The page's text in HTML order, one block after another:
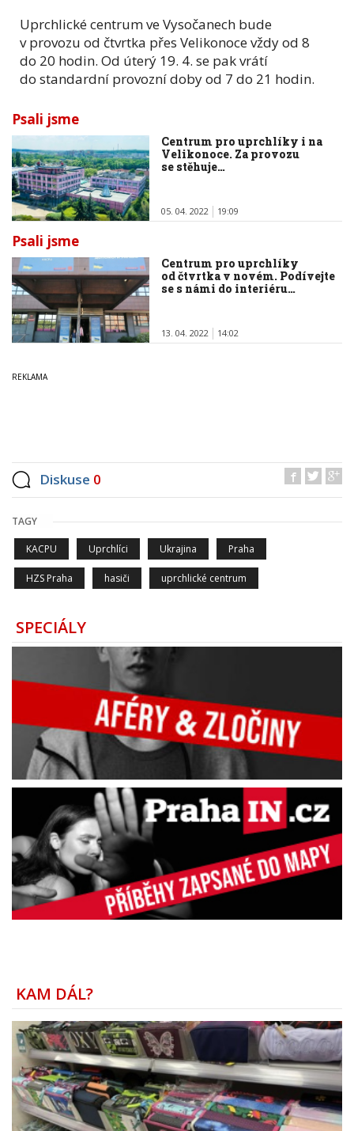
Uprchlické centrum ve Vysočanech bude
v provozu od čtvrtka přes Velikonoce vždy od 8
do 20 hodin. Od úterý 19. 4. se pak vrátí
do standardní provozní doby od 7 do 21 hodin.
Psali jsme
Centrum pro uprchlíky i na
Velikonoce. Za provozu
se stěhuje…
05. 04. 2022 19:09
Psali jsme
Centrum pro uprchlíky
od čtvrtka v novém. Podívejte
se s námi do interiéru…
13. 04. 2022 14:02
Diskuse 0
TAGY
KACPU Uprchlíci Ukrajina Praha
HZS Praha hasiči uprchlické centrum
SPECIÁLY
KAM DÁL?